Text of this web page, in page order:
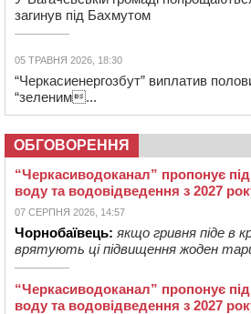
загинув під Бахмутом
05 ТРАВНЯ 2026, 18:30
“Черкасиенергозбут” виплатив
“зеленим...
ОБГОВОРЕННЯ
“Черкасиводоканал” пропонує
воду та водовідведення з 2027
07 СЕРПНЯ 2026, 14:57
Чорнобаївець: якщо гривня піде в
врятують ці підвищення жоден
“Черкасиводоканал” пропонує
воду та водовідведення з 2027